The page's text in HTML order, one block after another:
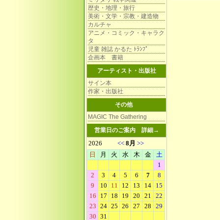
歴史・地理・旅行
美術・文学・宗教・建造物
カルチャ
アニメ・コミック・キャラク
タ
児童 雑誌 かるた ﾄﾗﾝﾌﾟ
企画本 書籍
アーティスト・出版社
サイン本
作家・出版社
その他
MAGIC The Gathering
営業日のご案内 詳細→